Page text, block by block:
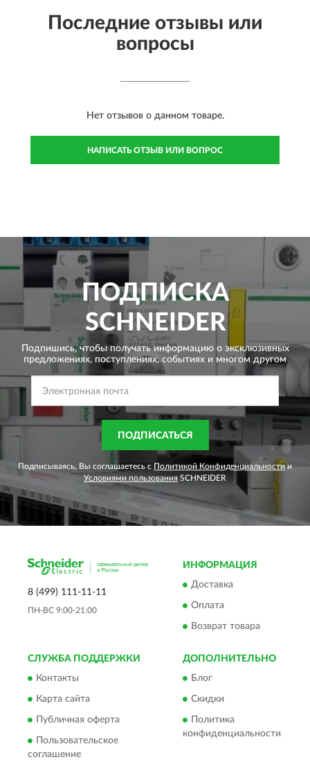
Последние отзывы или
вопросы
Нет отзывов о данном товаре.
НАПИСАТЬ ОТЗЫВ ИЛИ ВОПРОС
ПОДПИСКА
SCHNEIDER
Подпишись, чтобы получать информацию о эксклюзивных
предложениях, поступлениях, событиях и многом другом
ПОДПИСАТЬСЯ
Подписываясь, Вы соглашаетесь с Политикой Конфиденциальности и
Условиями пользованияSCHNEIDER
8 (499) 111-11-11
ПН-ВС 9:00-21:00
ИНФОРМАЦИЯ
Доставка
Оплата
Возврат товара
СЛУЖБА ПОДДЕРЖКИ
Контакты
Карта сайта
Публичная оферта
Пользовательское
соглашение
ДОПОЛНИТЕЛЬНО
Блог
Скидки
Политика
конфиденциальности